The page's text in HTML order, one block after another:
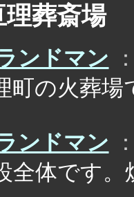
理葬斎場
ンドマン
町の火葬
ンドマン
全体です